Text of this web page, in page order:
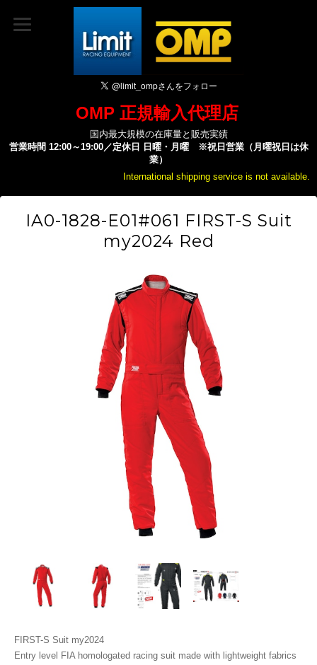
OMP 正規輸入代理店
国内最大規模の在庫量と販売実績
営業時間 12:00～19:00／定休日 日曜・月曜 ※祝日営業（月曜祝日は休
業）
International shipping service is not available.
IA0-1828-E01#061 FIRST-S Suit
my2024 Red
FIRST-S Suit my2024
Entry level FIA homologated racing suit made with lightweight fabrics